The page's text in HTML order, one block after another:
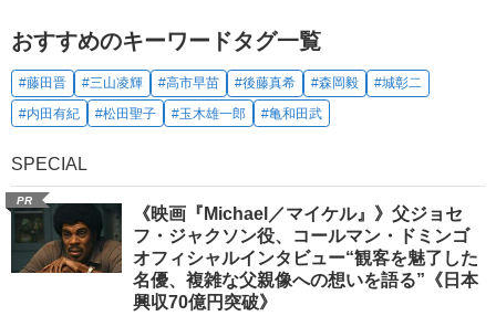
おすすめのキーワードタグ一覧
#藤田晋 #三山凌輝 #高市早苗 #後藤真希 #森岡毅
#城彰二
#内田有紀
#松田聖子 #玉木雄一郎 #亀和田武
SPECIAL
PR
《映画『Michael／マイケル』》父ジョセ
フ・ジャクソン役、コールマン・ドミンゴ
オフィシャルインタビュー“観客を魅了した
名優、複雑な父親像への想いを語る”《日本
興収70億円突破》